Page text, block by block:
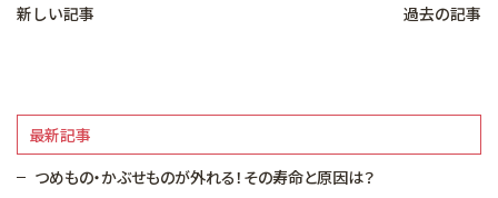
新しい記事 過去の記事
最新記事
つめもの・かぶせものが外れる！その寿命と原因は？